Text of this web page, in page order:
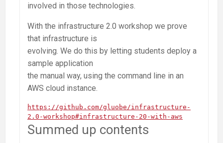
involved in those technologies.
With the infrastructure 2.0 workshop we prove
that infrastructure is
evolving. We do this by letting students deploy a
sample application
the manual way, using the command line in an
AWS cloud instance.
https://github.com/gluobe/infrastructure-
2.0-workshop#infrastructure-20-with-aws
Summed up contents